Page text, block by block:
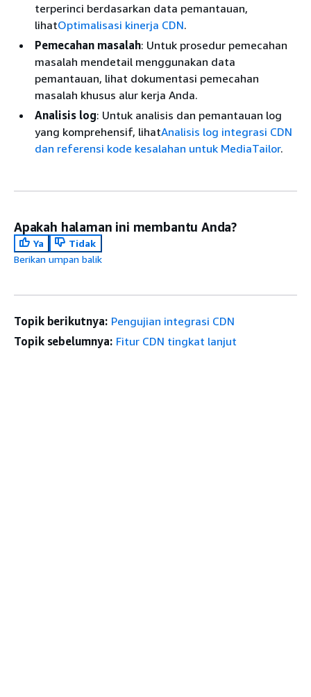
terperinci berdasarkan data pemantauan,
lihatOptimalisasi kinerja CDN.
Pemecahan masalah: Untuk prosedur pemecahan
masalah mendetail menggunakan data
pemantauan, lihat dokumentasi pemecahan
masalah khusus alur kerja Anda.
Analisis log: Untuk analisis dan pemantauan log
yang komprehensif, lihatAnalisis log integrasi CDN
dan referensi kode kesalahan untuk MediaTailor.
Apakah halaman ini membantu Anda?
Ya
Tidak
Berikan umpan balik
Topik berikutnya: Pengujian integrasi CDN
Topik sebelumnya: Fitur CDN tingkat lanjut